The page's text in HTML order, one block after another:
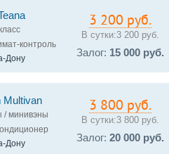
контроль
Дону
3 200 руб.
В сутки:3 200 руб.
Залог: 15 000 руб.
Multivan
/ минивэны
Дону
3 800 руб.
В сутки:3 800 руб.
Залог:20 000 руб.